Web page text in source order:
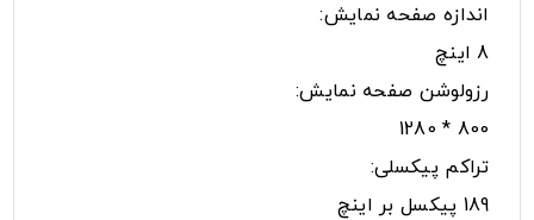
اندازه صفحه نمایش:
8 اینچ
رزولوشن صفحه نمایش:
800 * 1280
تراکم پیکسلی:
189 پیکسل بر اینچ